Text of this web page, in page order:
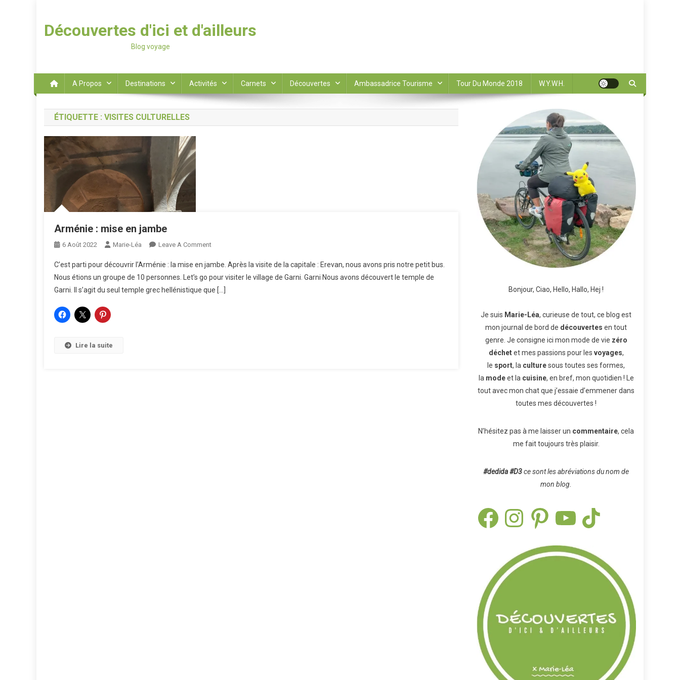
Découvertes d'ici et d'ailleurs
Blog voyage
A Propos Destinations Activités Carnets Découvertes Ambassadrice Tourisme Tour Du Monde 2018 W.Y.W.H.
ÉTIQUETTE : VISITES CULTURELLES
Arménie : mise en jambe
6 Août 2022 Marie-Léa Leave A CommentOn
Mise
En
C’est parti pour découvrir l’Arménie : la mise en jambe. Après la visite de la capitale : Erevan, nous avons pris notre petit bus.
Nous étions un groupe de 10 personnes. Let’s go pour visiter le village de Garni. Garni Nous avons découvert le temple de
Garni. Il s’agit du seul temple grec hellénistique que […]
Lire la suite
Bonjour, Ciao, Hello, Hallo, Hej !
Je suis Marie-Léa, curieuse de tout, ce blog est
mon journal de bord de découvertes en tout
genre. Je consigne ici mon mode de vie zéro
déchetet mes passions pour les voyages,
le sport, la culturesous toutes ses formes,
la modeet la cuisine, en bref, mon quotidien ! Le
tout avec mon chat que j’essaie d’emmener dans
toutes mes découvertes !
N’hésitez pas à me laisser un commentaire, cela
me fait toujours très plaisir.
#dedida#D3ce sont les abréviations du nom de
mon blog.
FacebookInstagramPinterest TikTok